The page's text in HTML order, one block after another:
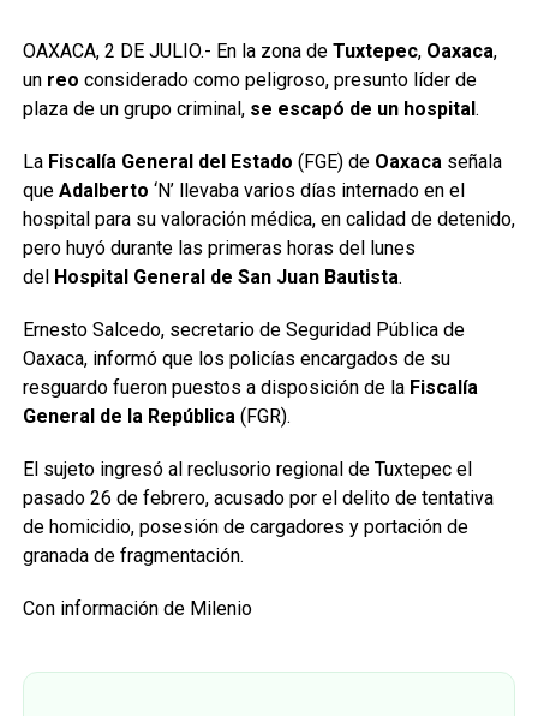
OAXACA, 2 DE JULIO.- En la zona deTuxtepec, Oaxaca,
un reo considerado como peligroso, presunto líder de
plaza de un grupo criminal, se escapó de un hospital.
LaFiscalía General del Estado (FGE) deOaxacaseñala
que Adalberto ‘N’ llevaba varios días internado en el
hospital para su valoración médica, en calidad de detenido,
pero huyó durante las primeras horas del lunes
del Hospital General de San Juan Bautista.
Ernesto Salcedo, secretario de Seguridad Pública de
Oaxaca, informó que los policías encargados de su
resguardo fueron puestos a disposición de la Fiscalía
General de la República(FGR).
El sujeto ingresó al reclusorio regional de Tuxtepec el
pasado 26 de febrero, acusado por el delito de tentativa
de homicidio, posesión de cargadores y portación de
granada de fragmentación.
Con información de Milenio